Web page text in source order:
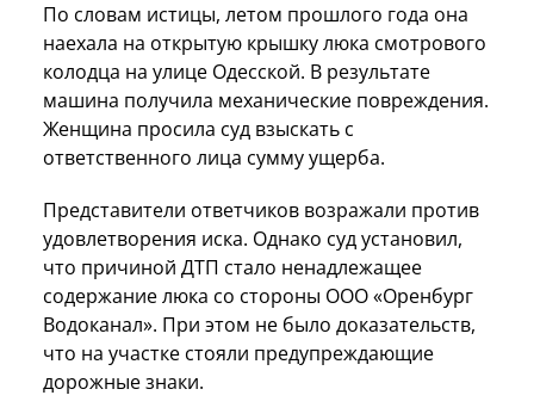
По словам истицы, летом прошлого года она
наехала на открытую крышку люка смотрового
колодца на улице Одесской. В результате
машина получила механические повреждения.
Женщина просила суд взыскать с
ответственного лица сумму ущерба.
Представители ответчиков возражали против
удовлетворения иска. Однако суд установил,
что причиной ДТП стало ненадлежащее
содержание люка со стороны ООО «Оренбург
Водоканал». При этом не было доказательств,
что на участке стояли предупреждающие
дорожные знаки.